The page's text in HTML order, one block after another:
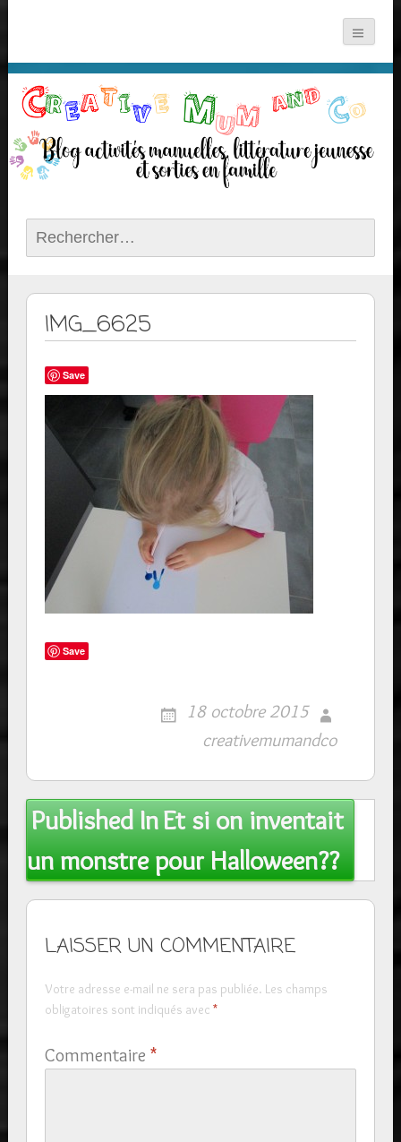
Rechercher :
IMG_6625
Save
Save
18 octobre 2015
creativemumandco
Post
navigation
Published InEt si on inventait
un monstre pour Halloween??
LAISSER UN COMMENTAIRE
Votre adresse e-mail ne sera pas publiée. Les champs
obligatoires sont indiqués avec *
Commentaire *